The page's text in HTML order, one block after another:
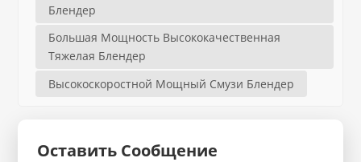
Блендер
Большая Мощность Высококачественная
Тяжелая Блендер
Высокоскоростной Мощный Смузи Блендер
Оставить Сообщение